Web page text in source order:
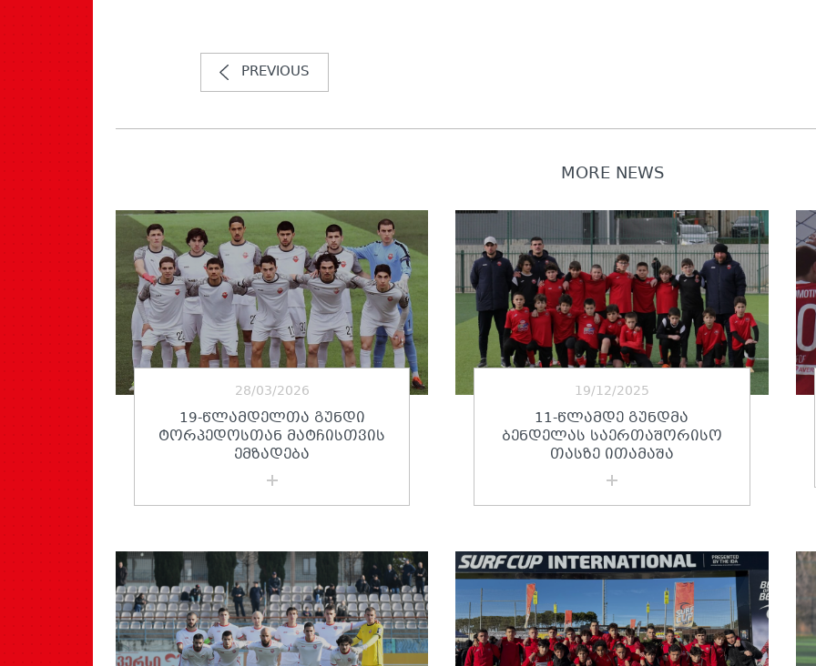
PREVIOUS
MORE NEWS
28/03/2026
19-ᲬᲚᲐᲛᲓᲔᲚᲗᲐ ᲒᲣᲜᲓᲘ
ᲢᲝᲠᲞᲔᲓᲝᲡᲗᲐᲜ ᲛᲐᲢᲩᲘᲡᲗᲕᲘᲡ
ᲔᲛᲖᲐᲓᲔᲑᲐ
19/12/2025
11-ᲬᲚᲐᲛᲓᲔ ᲒᲣᲜᲓᲛᲐ
ᲑᲔᲜᲓᲔᲚᲐᲡ ᲡᲐᲔᲠᲗᲐᲨᲝᲠᲘᲡᲝ
ᲗᲐᲡᲖᲔ ᲘᲗᲐᲛᲐᲨᲐ